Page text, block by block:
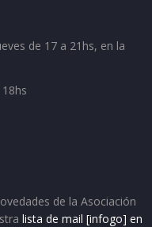
de 17 a 21hs, en la
de la Asociación
lista de mail [infogo] en